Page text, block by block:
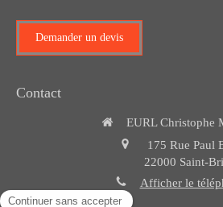
Demander un devis
Contact
EURL Christophe
175 Rue Paul
22000 Saint-
Afficher le